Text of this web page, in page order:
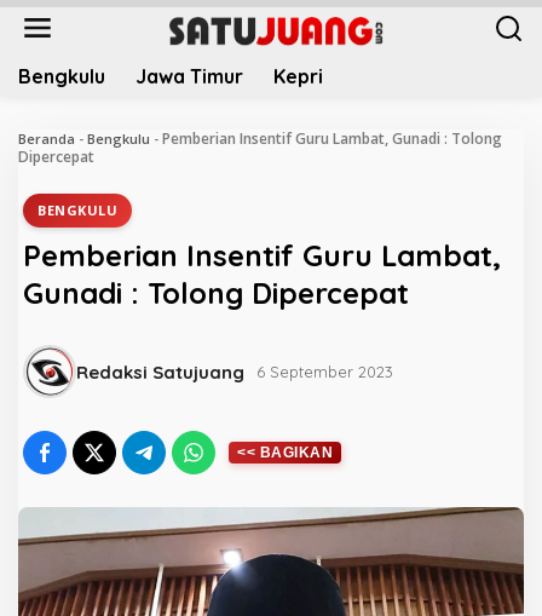
L
Bengkulu Jawa Timur Kepri
Beranda - Bengkulu - Pemberian Insentif Guru Lambat, Gunadi : Tolong
Dipercepat
BENGKULU
Pemberian Insentif Guru Lambat,
Gunadi : Tolong Dipercepat
Redaksi Satujuang 6 September 2023